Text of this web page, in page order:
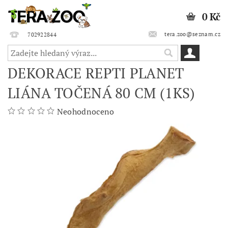
702922844 tera.zoo@seznam.cz
0 Kč
DEKORACE REPTI PLANET
LIÁNA TOČENÁ 80 CM (1KS)
Neohodnoceno